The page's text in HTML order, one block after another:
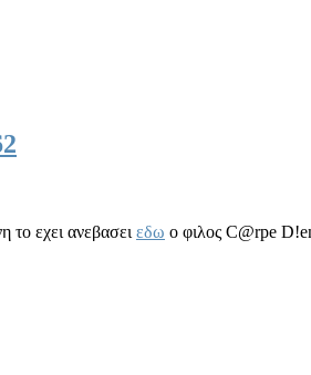
το εχει ανεβασει εδω ο φιλος C@rpe